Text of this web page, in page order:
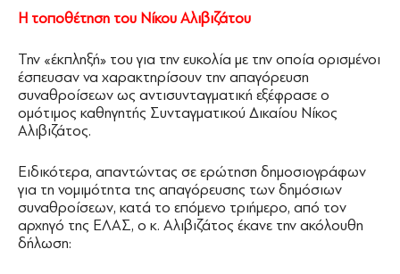
Η τοποθέτηση του Νίκου Αλιβιζάτου
Την «έκπληξή» του για την ευκολία με την οποία ορισμένοι
έσπευσαν να χαρακτηρίσουν την απαγόρευση
συναθροίσεων ως αντισυνταγματική εξέφρασε ο
ομότιμος καθηγητής Συνταγματικού Δικαίου Νίκος
Αλιβιζάτος.
Ειδικότερα, απαντώντας σε ερώτηση δημοσιογράφων
για τη νομιμότητα της απαγόρευσης των δημόσιων
συναθροίσεων, κατά το επόμενο τριήμερο, από τον
αρχηγό της ΕΛΑΣ, ο κ. Αλιβιζάτος έκανε την ακόλουθη
δήλωση: